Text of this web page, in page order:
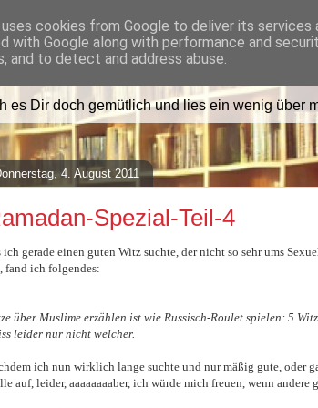
lädt Dich
es Dir doch gemütlich und lies ein wenig über
4. August 2011
Spezial-Teil-4
ich gerade einen guten Witz suchte, der nicht so sehr ums
fand ich folgendes:
über Muslime erzählen ist wie Russisch-Roulet spielen: 5
leider nur nicht welcher.
ich nun wirklich lange suchte und nur mäßig gute, oder
auf, leider, aaaaaaaaber, ich würde mich freuen, wenn andere
cookies from Google to deliver its services
with Google along with performance and
and to detect and address abuse.